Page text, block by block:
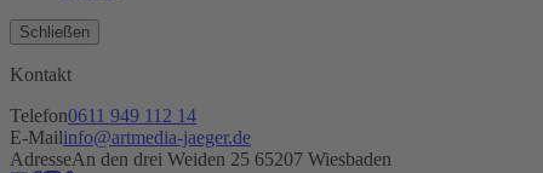
Schließen
Kontakt
Telefon0611 949 112 14
E-Mailinfo@artmedia-jaeger.de
AdresseAn den drei Weiden 25 65207 Wiesbaden